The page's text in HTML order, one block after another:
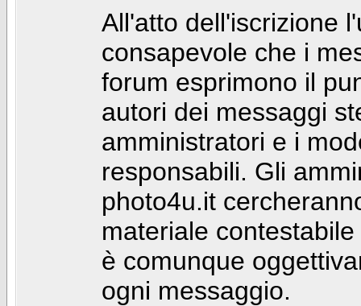
All'atto dell'iscrizione
consapevole che i
forum esprimono il
autori dei messaggi
amministratori e i
responsabili. Gli
photo4u.it
materiale
è comunque
ogni messaggio.